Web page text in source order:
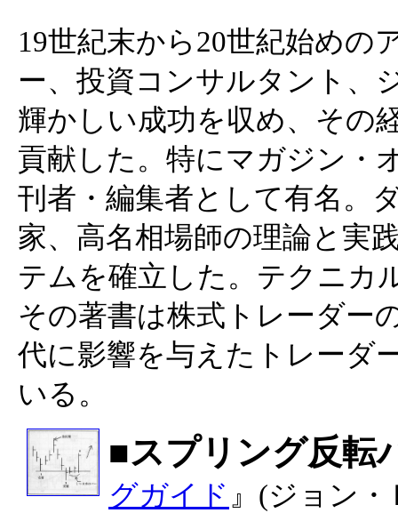
19世紀末から20世紀始めの
ー、投資コンサルタント、
輝かしい成功を収め、その
貢献した。特にマガジン・
刊者・編集者として有名。
家、高名相場師の理論と実
テムを確立した。テクニカ
その著書は株式トレーダー
代に影響を与えたトレーダ
いる。
■スプリング反転
グガイド 』(ジョン・